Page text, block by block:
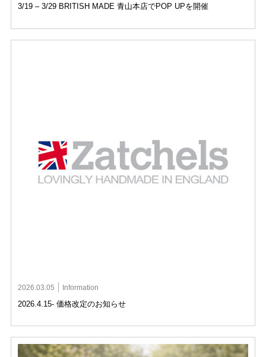
3/19 – 3/29 BRITISH MADE 青山本店でPOP UPを開催
2026.03.05 Information
2026.4.15- 価格改定のお知らせ